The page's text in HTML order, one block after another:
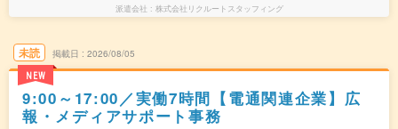
派遣会社 株式会社リクルートスタッフィング
未読
NEW
掲載日 2026/08/05
9:00～17:00／実働7時間【電通関連企業】広
報・メディアサポート事務